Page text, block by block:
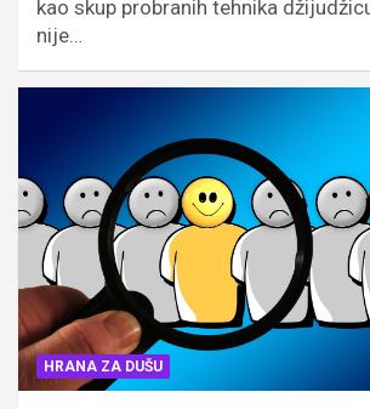
kao skup probranih tehnika
nije…
HRANA ZA DUŠU